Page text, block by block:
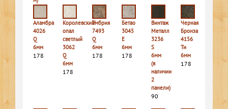
Аламбра
4026
Q
6мм
178
Королевский
опал
светлый
3062
Q
6мм
178
Умбрия
7493
Q
6мм
178
Бетао
3045
E
6мм
178
Винтаж
Металл
3236
S
6мм
(в
наличии
2
панели)
90
Черная
Бронза
4156
Ти
6мм
178